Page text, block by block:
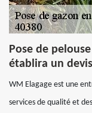
Pose de
établira un
WM Elagage est une
services de qualité et